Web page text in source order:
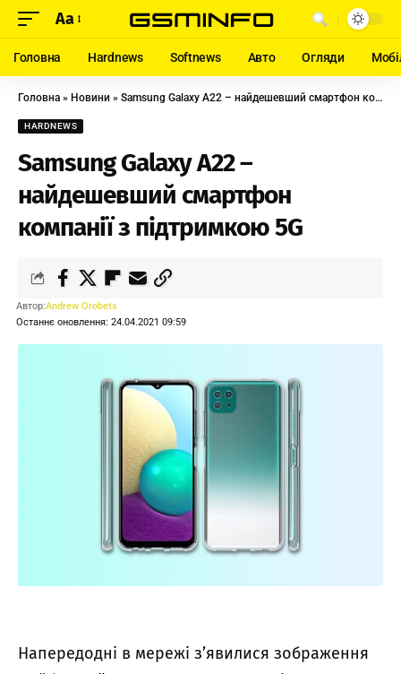
Aa
Головна Hardnews Softnews Авто Огляди
Головна » Новини » Samsung Galaxy A22 – найдешевший смартфон компанії з підтримкою 5G
HARDNEWS
Samsung Galaxy A22 –
найдешевший смартфон
компанії з підтримкою 5G
Останнє оновлення: 24.04.2021 09:59
Автор:Andrew Orobets
Напередодні в мережі з’явилися зображення